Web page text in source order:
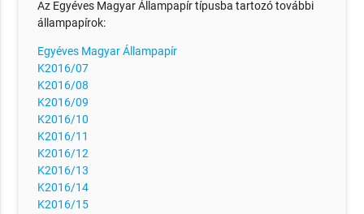
Az Egyéves Magyar Állampapír típusba tartozó további
állampapírok:
Egyéves Magyar Állampapír
K2016/07
K2016/08
K2016/09
K2016/10
K2016/11
K2016/12
K2016/13
K2016/14
K2016/15